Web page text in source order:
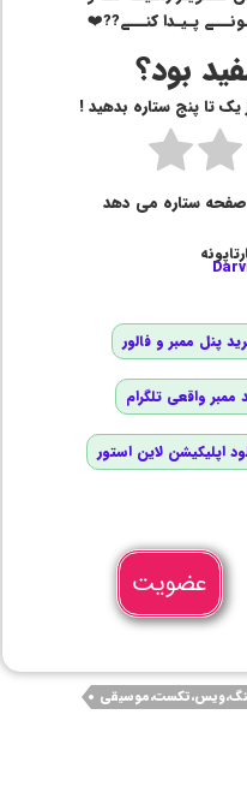
پـیـدا کنـــے??❤️
بود؟
یک تا پنج ستاره بدهید !
صفحه ستاره می دهد
پنل ممبر و فالور
ممبر واقعی تلگرام
اپلیکیشن لاین استور
عضویت